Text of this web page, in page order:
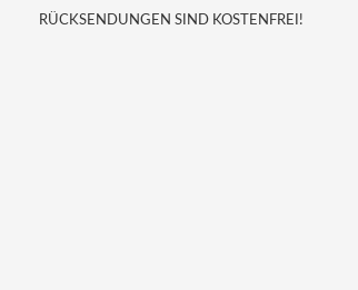
RÜCKSENDUNGEN SIND KOSTENFREI!